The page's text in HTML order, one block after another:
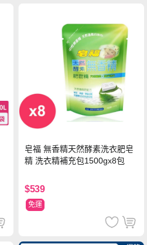
皂福 無香精天然酵素洗衣肥皂
精 洗衣精補充包1500gx8包
$539
免運